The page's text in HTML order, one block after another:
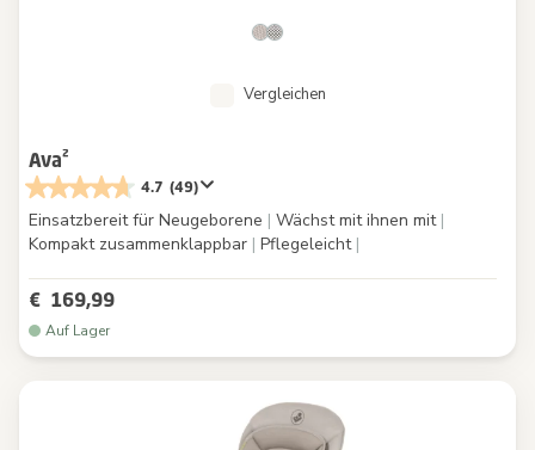
Vergleichen
Ava²
4.7 (49)
Einsatzbereit für Neugeborene | Wächst mit ihnen mit |
Kompakt zusammenklappbar | Pflegeleicht |
€ 169,99
Auf Lager